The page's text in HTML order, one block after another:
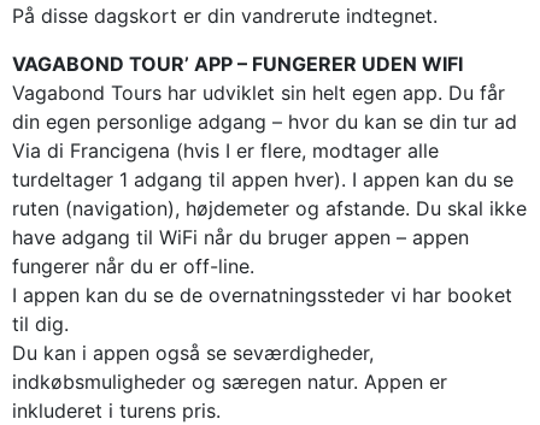
På disse dagskort er din vandrerute indtegnet.
VAGABOND TOUR’ APP – FUNGERER UDEN WIFI
Vagabond Tours har udviklet sin helt egen app. Du får
din egen personlige adgang – hvor du kan se din tur ad
Via di Francigena (hvis I er flere, modtager alle
turdeltager 1 adgang til appen hver). I appen kan du se
ruten (navigation), højdemeter og afstande. Du skal ikke
have adgang til WiFi når du bruger appen – appen
fungerer når du er off-line.
I appen kan du se de overnatningssteder vi har booket
til dig.
Du kan i appen også se seværdigheder,
indkøbsmuligheder og særegen natur. Appen er
inkluderet i turens pris.